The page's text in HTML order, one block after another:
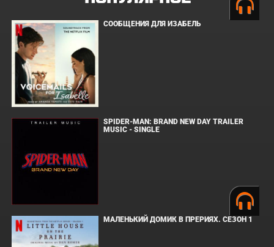
СООБЩЕНИЯ ДЛЯ ИЗАБЕЛЬ
SPIDER-MAN: BRAND NEW DAY TRAILER
MUSIC - SINGLE
МАЛЕНЬКИЙ ДОМИК В ПРЕРИЯХ. СЕЗОН 1